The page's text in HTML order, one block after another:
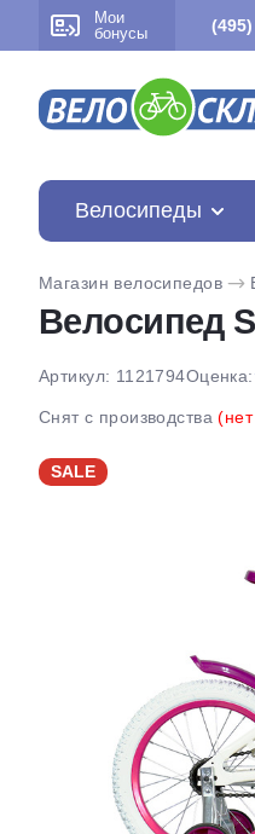
Мои
бонусы
Велосипеды
Магазин велосипедов
Велосипед
Артикул: 1121794Оценка:
Снят с производства
SALE